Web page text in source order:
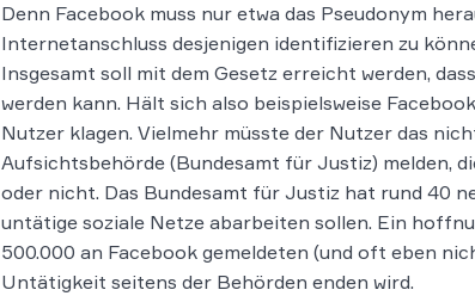
Denn Facebook muss nur etwa das Pseudonym
Internetanschluss desjenigen identifizieren zu
Insgesamt soll mit dem Gesetz erreicht werden,
werden kann. Hält sich also beispielsweise
Nutzer klagen. Vielmehr müsste der Nutzer das
Aufsichtsbehörde (Bundesamt für Justiz) melden,
oder nicht. Das Bundesamt für Justiz hat rund 40
untätige soziale Netze abarbeiten sollen. Ein
500.000 an Facebook gemeldeten (und oft eben
Untätigkeit seitens der Behörden enden wird.